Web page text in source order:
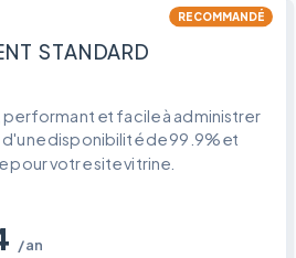
RECOMMANDÉ
STANDARD
et facile à administrer
disponibilité de 99.9% et
pour votre site vitrine.
/an